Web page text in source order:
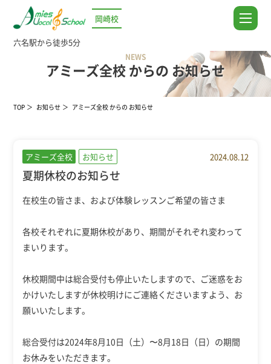
岡崎校
六名駅から徒歩5分
NEWS
アミーズ全校 からの お知らせ
TOP お知らせ アミーズ全校 からの お知らせ
アミーズ全校 お知らせ 2024.08.12
夏期休校のお知らせ
在校生の皆さま、および体験レッスンご希望の皆さま
各校それぞれに夏期休校があり、期間がそれぞれ変わって
まいります。
休校期間中は総合受付も停止いたしますので、ご迷惑をお
かけいたしますが休校明けにご連絡くださいますよう、お
願いいたします。
総合受付は2024年8月10日（土）〜8月18日（日）の期間
お休みをいただきます。